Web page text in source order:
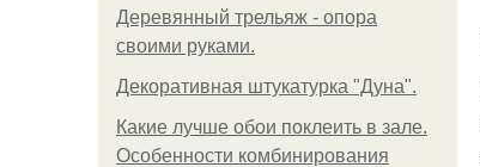
Деревянный трельяж - опора
своими руками.
Декоративная штукатурка "Дуна".
Какие лучше обои поклеить в зале.
Особенности комбинирования